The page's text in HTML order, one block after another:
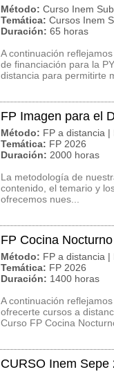
Método: Curso Inem
Temática: Cursos Inem
Duración: 65 horas
A continuación
de financiación para la
distancia para permitirte
FP Imagen para el
Método: FP a distancia
Temática: FP 2026
Duración: 2000 horas
La metodología de
contenido, el temario y
ofrecemos nues...
FP Cocina
Método: FP a distancia
Temática: FP 2026
Duración: 1400 horas
A continuación
ofrecerte cursos a
Curso FP Cocina
CURSO Inem